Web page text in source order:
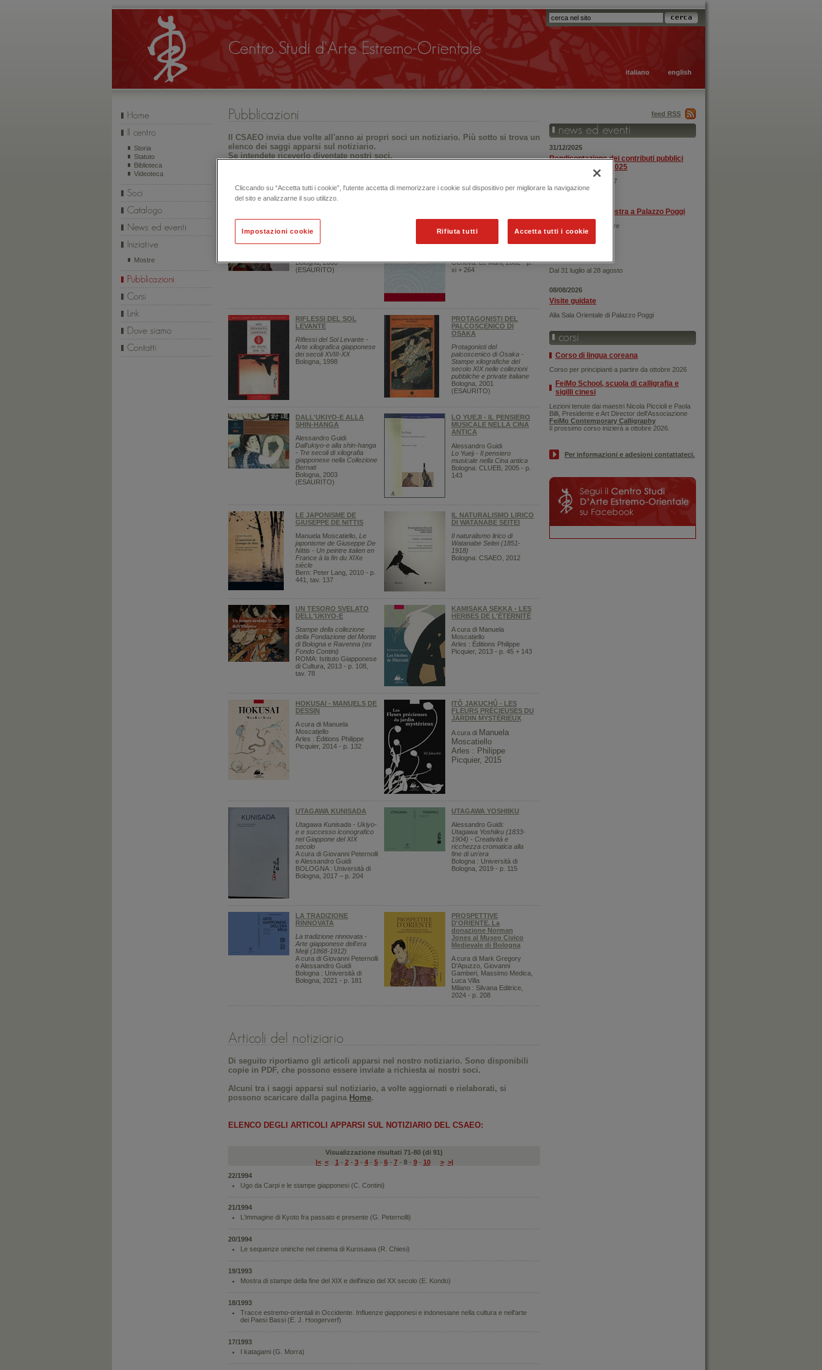
italiano english
Storia
Statuto
Biblioteca
Videoteca
Mostre
Il CSAEO invia due volte all'anno ai propri soci un notiziario. Più sotto si trova un
elenco dei saggi apparsi sul notiziario.
Se intendete riceverlo diventate nostri soci.
ESTRO E SPLENDORE
Estro e splendore . Stampe
Bologna, 2008
(ESAURITO)
HOU HSIAO-HSIEN
Hou Hsiao-hsien - Cinema
Genova: Le Mani, 2002 - p.
xi + 264
RIFLESSI DEL SOL
LEVANTE
Riflessi del Sol Levante -
Arte xilografica giapponese
dei secoli XVIII-XX
Bologna, 1998
PROTAGONISTI DEL
PALCOSCENICO DI
OSAKA
Protagonisti del
palcoscenico di Osaka -
Stampe xilografiche del
secolo XIX nelle collezioni
pubbliche e private italiane
Bologna, 2001
(ESAURITO)
DALL'UKIYO-E ALLA
SHIN-HANGA
Alessandro Guidi
Dall'ukiyo-e alla shin-hanga
- Tre secoli di xilografia
giapponese nella Collezione
Bernati
Bologna, 2003
(ESAURITO)
LO YUEJI - IL PENSIERO
MUSICALE NELLA CINA
ANTICA
Alessandro Guidi
Lo Yueji - Il pensiero
musicale nella Cina antica
Bologna: CLUEB, 2005 - p.
143
LE JAPONISME DE
GIUSEPPE DE NITTIS
Manuela Moscatiello, Le
japonisme de Giuseppe De
Nittis - Un peintre italien en
France à la fin du XIXe
siècle
Bern: Peter Lang, 2010 - p.
441, tav. 137
IL NATURALISMO LIRICO
DI WATANABE SEITEI
Il naturalismo lirico di
Watanabe Seitei (1851-
1918)
Bologna: CSAEO, 2012
UN TESORO SVELATO
DELL'UKIYO-E
Stampe della collezione
della Fondazione del Monte
di Bologna e Ravenna (ex
Fondo Contini)
ROMA: Istituto Giapponese
di Cultura, 2013 - p. 108,
tav. 78
KAMISAKA SEKKA - LES
HERBES DE L'ÉTERNITÉ
A cura di Manuela
Moscatiello
Arles : Éditions Philippe
Picquier, 2013 - p. 45 + 143
HOKUSAI - MANUELS DE
DESSIN
A cura di Manuela
Moscatiello
Arles : Éditions Philippe
Picquier, 2014 - p. 132
ITÔ JAKUCHÛ - LES
FLEURS PRÉCIEUSES DU
JARDIN MYSTÉRIEUX
A cura di Manuela
Moscatiello
Arles : Philippe
Picquier, 2015
UTAGAWA KUNISADA
Utagawa Kunisada - Ukiyo-
e e successo iconografico
nel Giappone del XIX
secolo
A cura di Giovanni Peternolli
e Alessandro Guidi
BOLOGNA : Università di
Bologna, 2017 – p. 204
UTAGAWA YOSHIIKU
Alessandro Guidi:
Utagawa Yoshiiku (1833-
1904) - Creatività e
ricchezza cromatica alla
fine di un'era
Bologna : Università di
Bologna, 2019 - p. 115
LA TRADIZIONE
RINNOVATA
La tradizione rinnovata -
Arte giapponese dell'era
Meiji (1868-1912)
A cura di Giovanni Peternolli
e Alessandro Guidi
Bologna : Università di
Bologna, 2021 - p. 181
PROSPETTIVE
D'ORIENTE. La
donazione Norman
Jones al Museo Civico
Medievale di Bologna
A cura di Mark Gregory
D'Apuzzo, Giovanni
Gamberi, Massimo Medica,
Luca Villa
Milano : Silvana Editrice,
2024 - p. 208
Di seguito riportiamo gli articoli apparsi nel nostro notiziario. Sono disponibili
copie in PDF, che possono essere inviate a richiesta ai nostri soci.
Alcuni tra i saggi apparsi sul notiziario, a volte aggiornati e rielaborati, si
possono scaricare dalla pagina Home.
ELENCO DEGLI ARTICOLI APPARSI SUL NOTIZIARIO DEL CSAEO:
Visualizzazione risultati 71-80 (di 91)
|< < 1 - 2- 3- 4- 5- 6- 7- 8- 9- 10 > >|
22/1994
Ugo da Carpi e le stampe giapponesi (C. Contini)
21/1994
L'immagine di Kyoto fra passato e presente (G. Peternolli)
20/1994
Le sequenze oniriche nel cinema di Kurosawa (R. Chiesi)
19/1993
Mostra di stampe della fine del XIX e dell'inizio del XX secolo (E. Kondo)
18/1993
Tracce estremo-orientali in Occidente. Influenze giapponesi e indonesiane nella cultura e nell'arte
dei Paesi Bassi (E. J. Hoogerverf)
17/1993
I katagami (G. Morra)
feed RSS
31/12/2025
Rendicontazione dei contributi pubblici
ricevuti nell'anno 2025
Ex Legge 124 del 2017
Nuove opere in mostra a Palazzo Poggi
Dal 1 luglio al 18 ottobre
31/07/2026
Dal 31 luglio al 28 agosto
08/08/2026
Visite guidate
Alla Sala Orientale di Palazzo Poggi
Corso di lingua coreana
Corso per principianti a partire da ottobre 2026
FeiMo School, scuola di calligrafia e
sigilli cinesi
Lezioni tenute dai maestri Nicola Piccioli e Paola
Billi, Presidente e Art Director dell'Associazione
FeiMo Contemporary Calligraphy
Il prossimo corso inizierà a ottobre 2026.
Per informazioni e adesioni contattateci.
Cliccando su “Accetta tutti i cookie”, l'utente accetta di memorizzare i cookie sul dispositivo per migliorare la navigazione
del sito e analizzarne il suo utilizzo.
Rifiuta tutti Accetta tutti i cookie
Impostazioni cookie